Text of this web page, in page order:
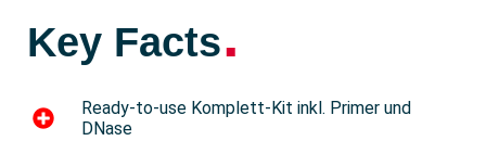
Key Facts
.
Ready-to-use Komplett-Kit inkl. Primer und
DNase